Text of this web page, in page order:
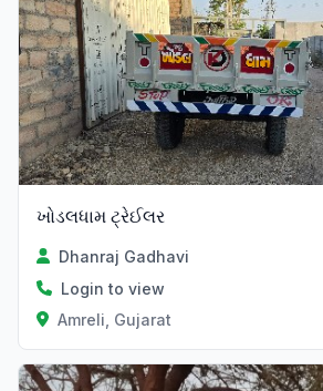
ખોડલધામ ટ્રેઈલર
Dhanraj Gadhavi
Login to view
Amreli, Gujarat